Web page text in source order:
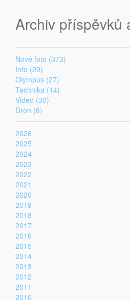
Archiv příspěvků
Nové foto (373)
Info (29)
Olympus (27)
Technika (14)
Video (30)
Dron (6)
2026
2025
2024
2023
2022
2021
2020
2019
2018
2017
2016
2015
2014
2013
2012
2011
2010